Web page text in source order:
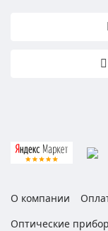
О компании
Оптические